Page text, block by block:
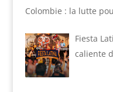
Colombie : la lutte
Fiesta
caliente